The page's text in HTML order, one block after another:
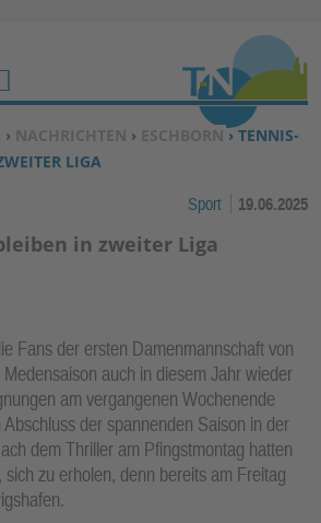
Zum Inhalt springen ↓
› NACHRICHTEN › ESCHBORN› TENNIS-
LIGA
Sport 19.06.2025
in zweiter Liga
Fans der ersten Damenmannschaft von
Medensaison auch in diesem Jahr wieder
am vergangenen Wochenende
der spannenden Saison in der
dem Thriller am Pfingstmontag hatten
zu erholen, denn bereits am Freitag